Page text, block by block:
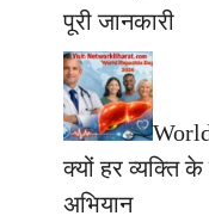
पूरी जानकारी
क्यों हर व्यक्ति
अभियान